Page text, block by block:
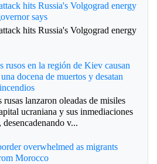
hits Russia's Volgograd energy
says
hits Russia's Volgograd energy
rusos en la región de Kiev causan
docena de muertos y desatan
rusas lanzaron oleadas de misiles
ucraniana y sus inmediaciones
v...
overwhelmed as migrants
Morocco